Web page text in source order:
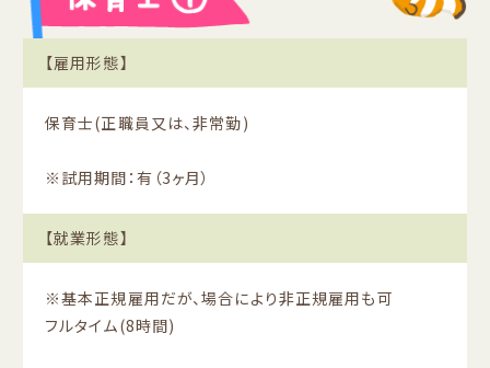
【雇用形態】
保育士(正職員又は、非常勤)
※試用期間：有（3ヶ月）
【就業形態】
※基本正規雇用だが、場合により非正規雇用も可
フルタイム(8時間)